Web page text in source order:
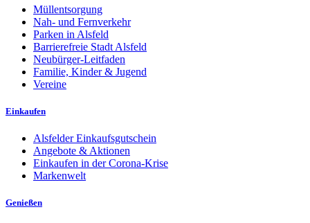
Müllentsorgung
Nah- und Fernverkehr
Parken in Alsfeld
Barrierefreie Stadt Alsfeld
Neubürger-Leitfaden
Familie, Kinder & Jugend
Vereine
Einkaufen
Alsfelder Einkaufsgutschein
Angebote & Aktionen
Einkaufen in der Corona-Krise
Markenwelt
Genießen